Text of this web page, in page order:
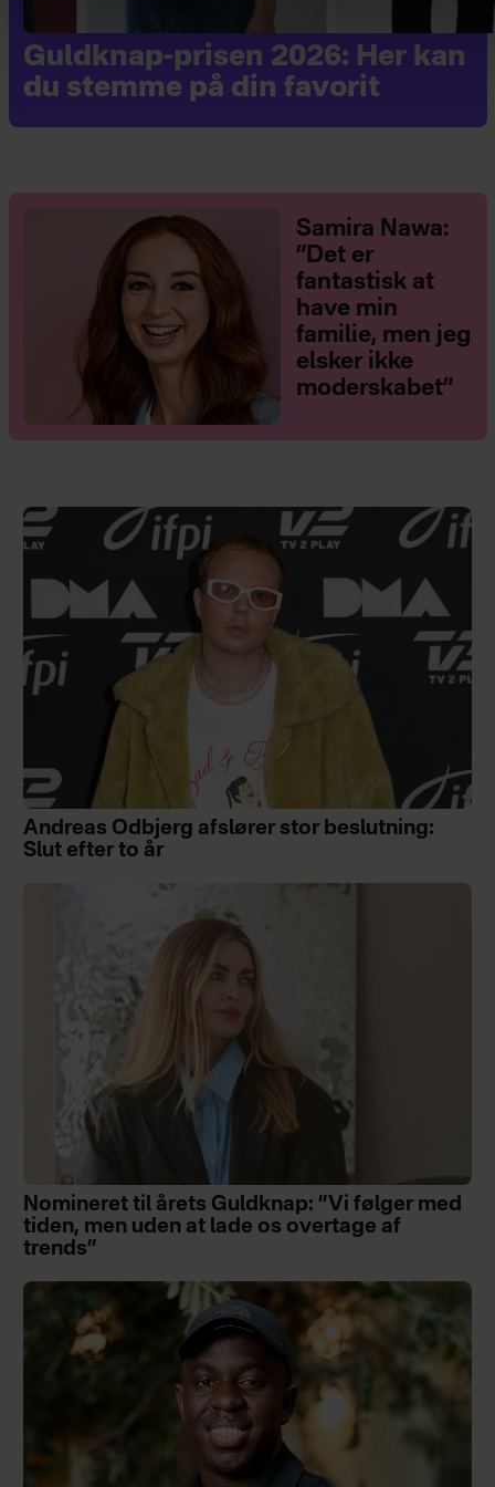
Guldknap-prisen 2026: Her kan
du stemme på din favorit
Samira Nawa:
”Det er
fantastisk at
have min
familie, men jeg
elsker ikke
moderskabet”
Andreas Odbjerg afslører stor beslutning:
Slut efter to år
Nomineret til årets Guldknap: ”Vi følger med
tiden, men uden at lade os overtage af
trends”